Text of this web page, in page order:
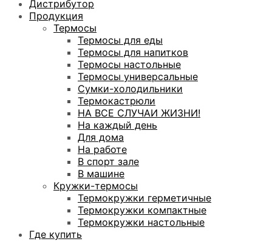
Дистрибутор
Продукция
Термосы
Термосы для еды
Термосы для напитков
Термосы настольные
Термосы универсальные
Сумки-холодильники
Термокастрюли
НА ВСЕ СЛУЧАИ ЖИЗНИ!
На каждый день
Для дома
На работе
В спорт зале
В машине
Кружки-термосы
Термокружки герметичные
Термокружки компактные
Термокружки настольные
Где купить